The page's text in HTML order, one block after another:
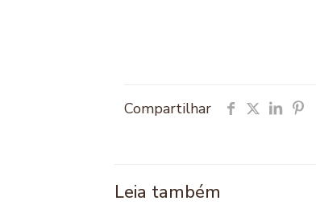
Compartilhar
Leia também